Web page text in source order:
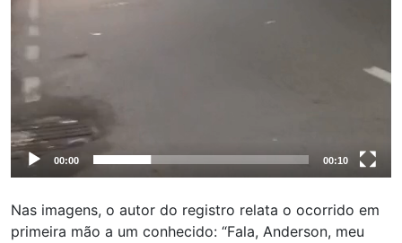
00:00 00:10
Nas imagens, o autor do registro relata o ocorrido em
primeira mão a um conhecido: “Fala, Anderson, meu